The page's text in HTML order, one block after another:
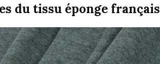
du tissu éponge français